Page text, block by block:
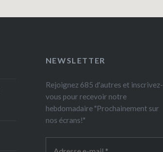
NEWSLETTER
Rejoignez 685 d'autres et inscrivez-
vous pour recevoir notre
hebdomadaire "Prochainement sur
nos écrans!"